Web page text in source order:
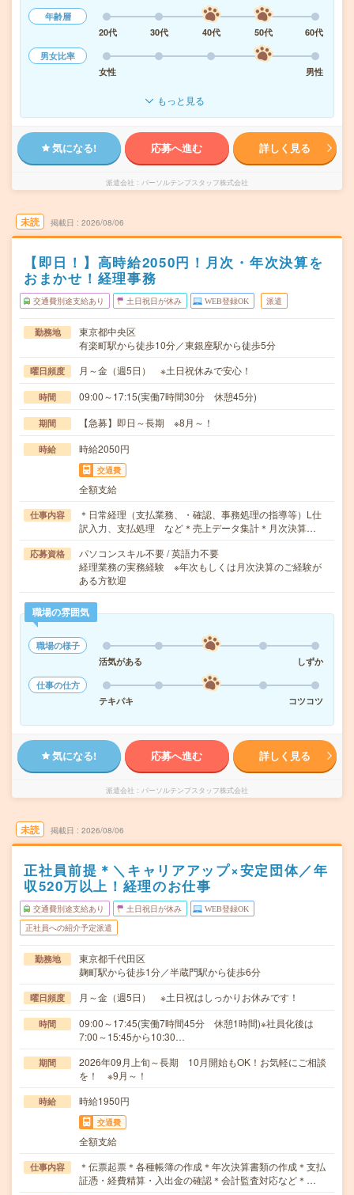
年齢層
20代
30代 40代 50代
60代
男女比率
女性
男性
もっと見る
気になる! 応募へ進む 詳しく見る
派遣会社 パーソルテンプスタッフ株式会社
未読 掲載日 2026/08/06
【即日！】高時給2050円！月次・年次決算を
おまかせ！経理事務
交通費別途支給あり 土日祝日が休み WEB登録OK 派遣
勤務地
東京都中央区
有楽町駅から徒歩10分／東銀座駅から徒歩5分
曜日頻度 月～金（週5日） ※土日祝休みで安心！
時間 09:00～17:15(実働7時間30分 休憩45分)
期間 【急募】即日～長期 ※8月～！
時給 時給2050円
交通費
全額支給
仕事内容
＊日常経理（支払業務、・確認、事務処理の指導等）L仕
訳入力、支払処理 など＊売上データ集計＊月次決算…
応募資格
パソコンスキル不要 / 英語力不要
経理業務の実務経験 ※年次もしくは月次決算のご経験が
ある方歓迎
職場の雰囲気
職場の様子
活気がある
しずか
仕事の仕方
テキパキ
コツコツ
気になる! 応募へ進む 詳しく見る
派遣会社 パーソルテンプスタッフ株式会社
未読 掲載日 2026/08/06
正社員前提＊＼キャリアアップ×安定団体／年
収520万以上！経理のお仕事
交通費別途支給あり 土日祝日が休み WEB登録OK
正社員への紹介予定派遣
勤務地
東京都千代田区
麹町駅から徒歩1分／半蔵門駅から徒歩6分
曜日頻度 月～金（週5日） ※土日祝はしっかりお休みです！
時間
09:00～17:45(実働7時間45分 休憩1時間)※社員化後は
7:00～15:45から10:30…
期間
2026年09月上旬～長期 10月開始もOK！お気軽にご相談
を！ ※9月～！
時給 時給1950円
交通費
全額支給
仕事内容
＊伝票起票＊各種帳簿の作成＊年次決算書類の作成＊支払
証憑・経費精算・入出金の確認＊会計監査対応など＊…